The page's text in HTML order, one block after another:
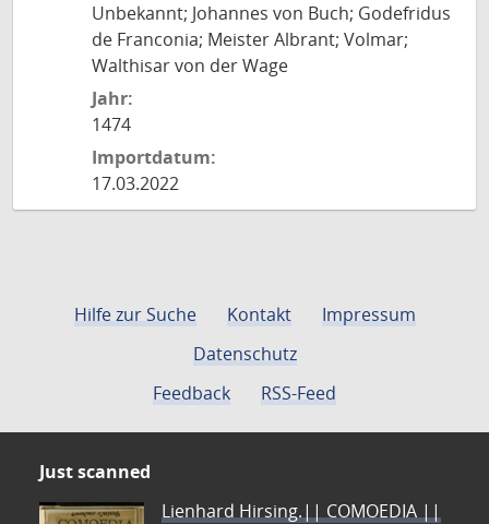
Unbekannt; Johannes von Buch; Godefridus
de Franconia; Meister Albrant; Volmar;
Walthisar von der Wage
Jahr:
1474
Importdatum:
17.03.2022
Hilfe zur Suche Kontakt
Impressum
Datenschutz
Feedback
RSS-Feed
Just scanned
Lienhard Hirsing.|| COMOEDIA ||